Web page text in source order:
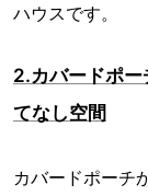
ハウスです。
2.カバードポー
てなし空間
カバードポーチ